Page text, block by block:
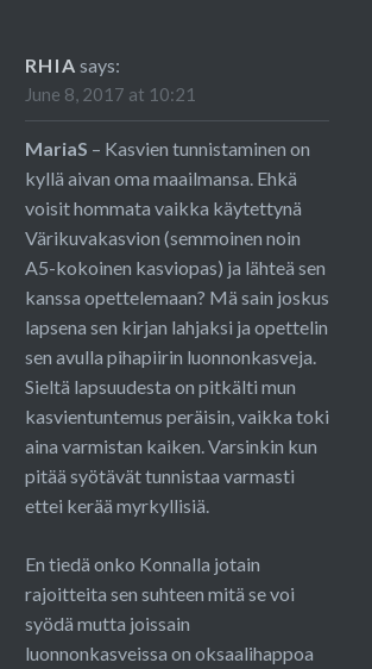
RHIA says:
June 8, 2017 at 10:21
MariaS – Kasvien tunnistaminen on
kyllä aivan oma maailmansa. Ehkä
voisit hommata vaikka käytettynä
Värikuvakasvion (semmoinen noin
A5-kokoinen kasviopas) ja lähteä sen
kanssa opettelemaan? Mä sain joskus
lapsena sen kirjan lahjaksi ja opettelin
sen avulla pihapiirin luonnonkasveja.
Sieltä lapsuudesta on pitkälti mun
kasvientuntemus peräisin, vaikka toki
aina varmistan kaiken. Varsinkin kun
pitää syötävät tunnistaa varmasti
ettei kerää myrkyllisiä.
En tiedä onko Konnalla jotain
rajoitteita sen suhteen mitä se voi
syödä mutta joissain
luonnonkasveissa on oksaalihappoa